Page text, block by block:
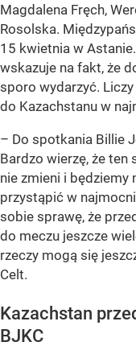
Magdalena Fręch,
Rosolska.
15 kwietnia w
wskazuje na fakt, że
sporo wydarzyć.
do Kazachstanu w
– Do spotkania Billie
Bardzo wierzę, że ten
nie zmieni i
przystąpić w
sobie sprawę, że
do meczu jeszcze
rzeczy mogą się
Celt.
Kazachstan
BJKC